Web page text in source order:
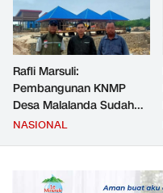
Rafli Marsuli:
Pembangunan KNMP
Desa Malalanda Sudah
Mencapai 69 Persen dan
JMD dan JMF
NASIONAL